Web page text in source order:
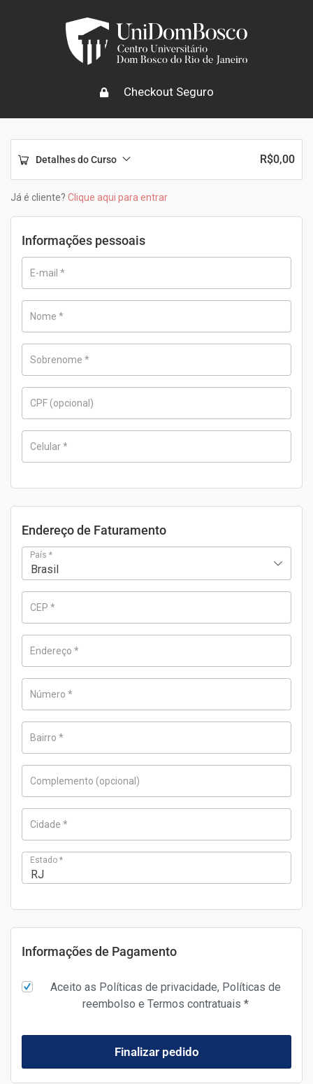
Checkout Seguro
Detalhes do Curso R$0,00
Já é cliente? Clique aqui para entrar
Informações pessoais
E-mail *
Nome *
Sobrenome *
CPF (opcional)
Celular*
Endereço de Faturamento
País *
Brasil
CEP *
Endereço *
Número *
Bairro *
Complemento (opcional)
Cidade *
Estado *
Informações de Pagamento
Aceito as Políticas de privacidade, Políticas de
reembolso e Termos contratuais *
Finalizar pedido